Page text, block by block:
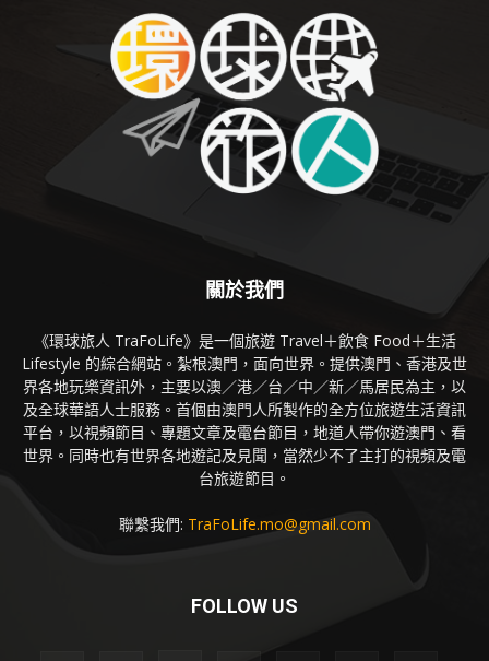
關於我們
《環球旅人 TraFoLife》是一個旅遊 Travel＋飲食 Food＋生活
Lifestyle 的綜合網站。紮根澳門，面向世界。提供澳門、香港及世
界各地玩樂資訊外，主要以澳／港／台／中／新／馬居民為主，以
及全球華語人士服務。首個由澳門人所製作的全方位旅遊生活資訊
平台，以視頻節目、專題文章及電台節目，地道人帶你遊澳門、看
世界。同時也有世界各地遊記及見聞，當然少不了主打的視頻及電
台旅遊節目。
聯繫我們: TraFoLife.mo@gmail.com
FOLLOW US